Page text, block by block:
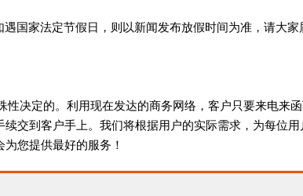
国家法定节假日，则以新闻发布放假时间为准，请大家
决定的。利用现在发达的商务网络，客户只要来电来
交到客户手上。我们将根据用户的实际需求，为每位用
您提供最好的服务！